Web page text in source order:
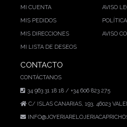
MI CUENTA
MIS PEDIDOS
MIS DIRECCIONES
MI LISTA DE DESEOS
AVISO
AVISO
CONTACTO
CONTÁCTANOS
34 963 31 18 18 / +34 606 823 275
C/ ISLAS CANARIAS, 193, 46023